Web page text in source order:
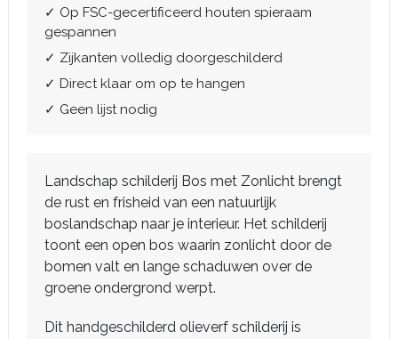
✓ Op FSC-gecertificeerd houten spieraam
gespannen
✓ Zijkanten volledig doorgeschilderd
✓ Direct klaar om op te hangen
✓ Geen lijst nodig
Landschap schilderij Bos met Zonlicht brengt
de rust en frisheid van een natuurlijk
boslandschap naar je interieur. Het schilderij
toont een open bos waarin zonlicht door de
bomen valt en lange schaduwen over de
groene ondergrond werpt.
Dit handgeschilderd olieverf schilderij is